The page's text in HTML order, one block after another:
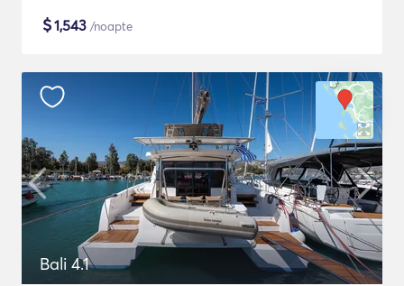
$1,543 /noapte
Bali 4.1